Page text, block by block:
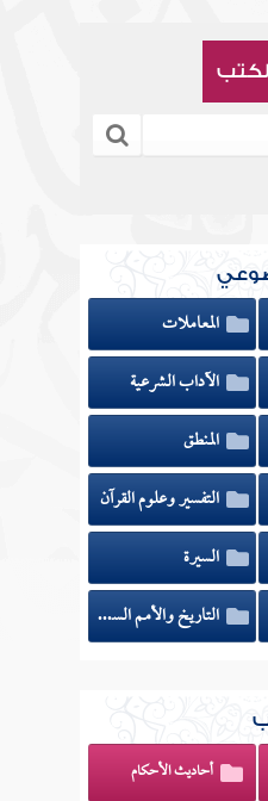
المعاملات
الآداب الشرعية
المنطق
التفسير وعلوم القرآن
السيرة
التاريخ والأمم السابقة
أحاديث الأحكام